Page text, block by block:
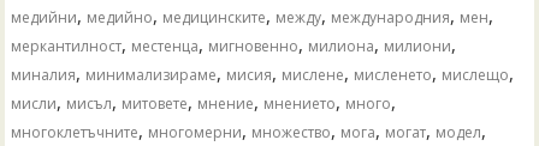
медийни, медийно, медицинските, между, международния, мен,
меркантилност, местенца, мигновенно, милиона, милиони,
миналия, минимализираме, мисия, мислене, мисленето, мислещо,
мисли, мисъл, митовете, мнение, мнението, много,
многоклетъчните, многомерни, множество, мога, могат, модел,